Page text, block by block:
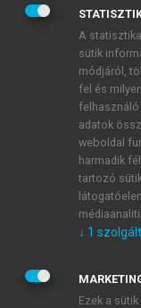
BELÉPÉS
ÚJ FIÓK
1 óra díjmentes
E-MAIL-CÍM
JELSZÓ
A
sütik
módjáról,
fel és
adatok
weboldal
harmadik
tartozó
↓ 1
Ezek a